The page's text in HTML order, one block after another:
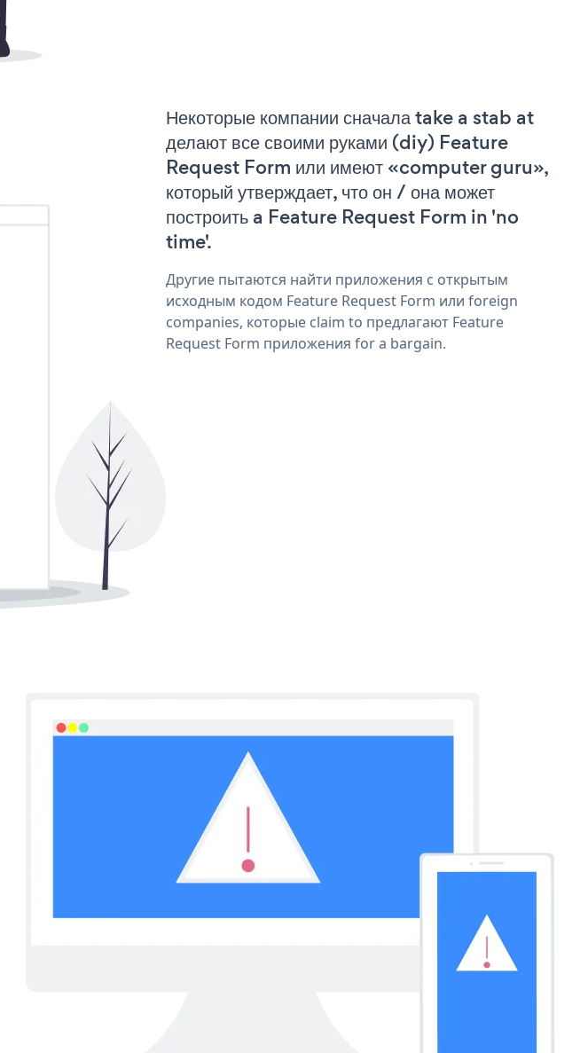
Некоторые компании сначала take a stab at
делают все своими руками (diy) Feature
Request Form или имеют «computer guru»,
который утверждает, что он / она может
построить a Feature Request Form in 'no
time'.
Другие пытаются найти приложения с открытым
исходным кодом Feature Request Form или foreign
companies, которые claim to предлагают Feature
Request Form приложения for a bargain.